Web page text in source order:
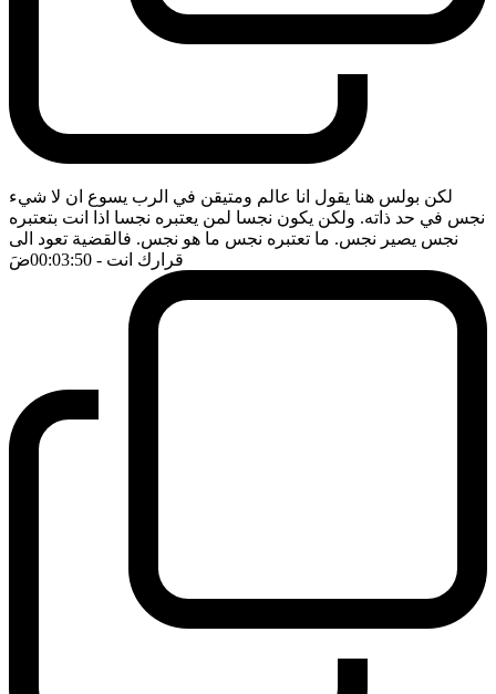
لكن بولس هنا يقول انا عالم ومتيقن في الرب يسوع ان لا شيء
نجس في حد ذاته. ولكن يكون نجسا لمن يعتبره نجسا اذا انت بتعتبره
نجس يصير نجس. ما تعتبره نجس ما هو نجس. فالقضية تعود الى
قرارك انت - 00:03:50 ضَ